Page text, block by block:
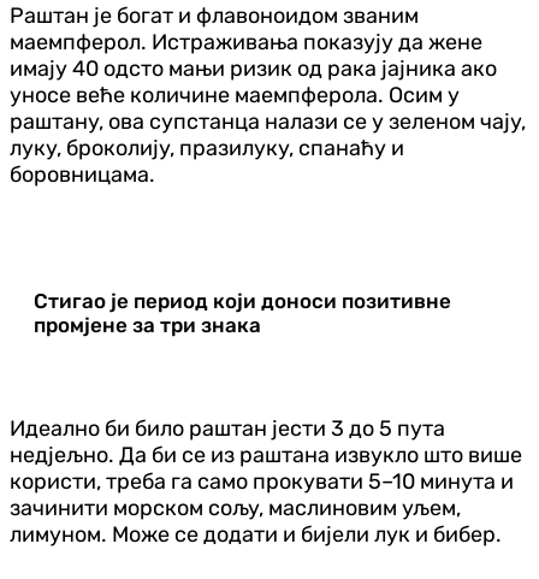
Раштан је богат и флавоноидом званим
маемпферол. Истраживања показују да жене
имају 40 одсто мањи ризик од рака јајника ако
уносе веће количине маемпферола. Осим у
раштану, ова супстанца налази се у зеленом чају,
луку, броколију, празилуку, спанаћу и
боровницама.
Стигао је период који доноси позитивне
промјене за три знака
Идеално би било раштан јести 3 до 5 пута
недјељно. Да би се из раштана извукло што више
користи, треба га само прокувати 5–10 минута и
зачинити морском сољу, маслиновим уљем,
лимуном. Може се додати и бијели лук и бибер.